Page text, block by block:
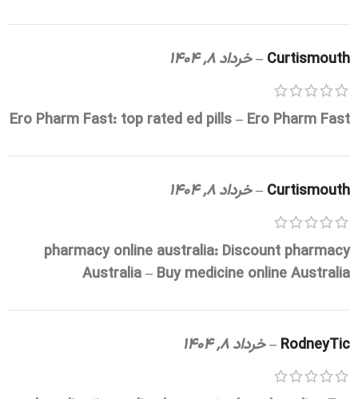
Curtismouth
–خرداد 8, 1404
Ero Pharm Fast: top rated ed pills– Ero Pharm Fast
Curtismouth
–خرداد 8, 1404
pharmacy online australia: Discount pharmacy
Australia– Buy medicine online Australia
RodneyTic
–خرداد 8, 1404